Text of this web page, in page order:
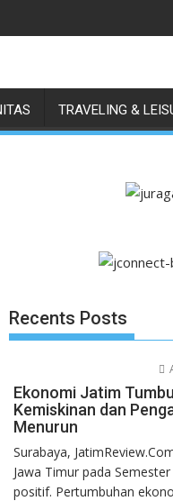
TRAVELING &
Recents Posts
Ekonomi Jatim
Kemiskinan dan
Menurun
Surabaya,
Jawa Timur pada
positif. Pertumbuhan